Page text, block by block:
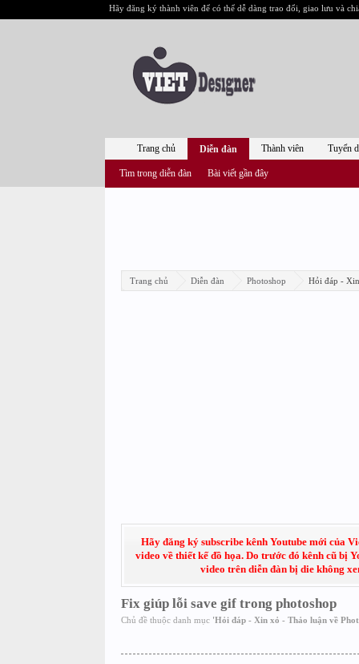
Hãy đăng ký thành viên để có thể dễ dàng trao đổi, giao lưu và
Trang chủ Diễn đàn Photoshop Hỏi đáp -
Hãy đăng ký subscribe kênh Youtube mới của
video về thiết kế đồ họa. Do trước đó kênh cũ bị
video trên diễn đàn bị die không
Fix giúp lỗi save gif trong photoshop
Chủ đề thuộc danh mục 'Hỏi đáp - Xin xỏ - Thảo luận về
Trang chủ Diễn đàn
Tìm trong diễn đàn Bài viết gần đây
Thành viên Tuyển